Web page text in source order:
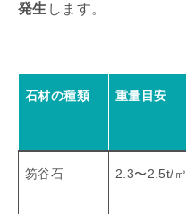
発生 します。
石材の種類 重量目安
笏谷石 2.3〜2.5t/㎥